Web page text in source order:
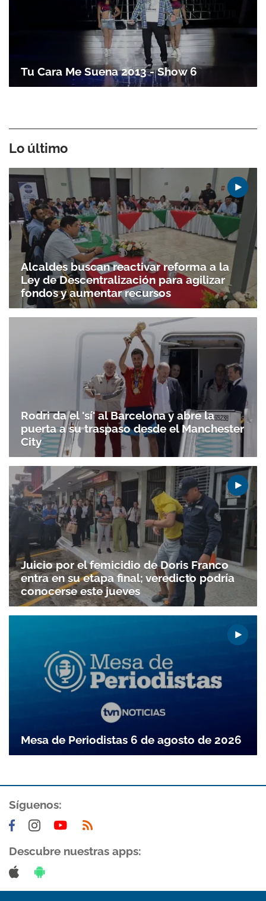
Tu Cara Me Suena 2013 - Show 6
Lo último
Alcaldes buscan reactivar reforma a la
Ley de Descentralización para agilizar
fondos y aumentar recursos
Rodri da el 'sí' al Barcelona y abre la
puerta a su traspaso desde el Manchester
City
Juicio por el femicidio de Doris Franco
entra en su etapa final; veredicto podría
conocerse este jueves
Mesa de Periodistas 6 de agosto de 2026
Síguenos:
Descubre nuestras apps: